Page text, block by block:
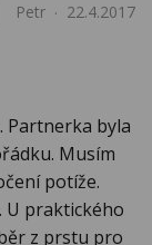
Petr 22.4.2017
Partnerka byla
Musím
potíže.
U praktického
z prstu pro